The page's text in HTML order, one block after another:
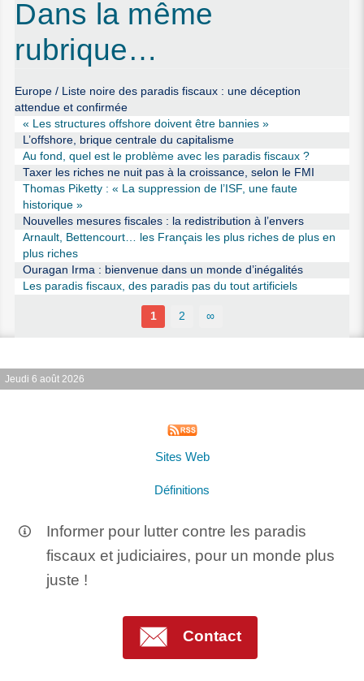
Dans la même
rubrique…
Europe / Liste noire des paradis fiscaux : une déception
attendue et confirmée
« Les structures offshore doivent être bannies »
L’offshore, brique centrale du capitalisme
Au fond, quel est le problème avec les paradis fiscaux ?
Taxer les riches ne nuit pas à la croissance, selon le FMI
Thomas Piketty : « La suppression de l’ISF, une faute
historique »
Nouvelles mesures fiscales : la redistribution à l’envers
Arnault, Bettencourt… les Français les plus riches de plus en
plus riches
Ouragan Irma : bienvenue dans un monde d’inégalités
Les paradis fiscaux, des paradis pas du tout artificiels
1 2 ∞
Jeudi 6 août 2026
Sites Web
Définitions
Informer pour lutter contre les paradis
fiscaux et judiciaires, pour un monde plus
juste !
Contact